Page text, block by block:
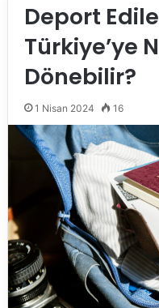
Deport
Türkiye’ye
Dönebilir?
1 Nisan 2024 16